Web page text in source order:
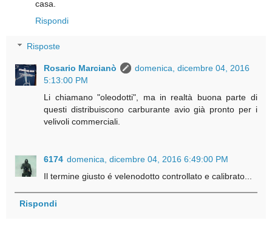
casa.
Rispondi
Risposte
Rosario Marcianò
domenica, dicembre 04, 2016
5:13:00 PM
Li chiamano "oleodotti", ma in realtà buona parte di
questi distribuiscono carburante avio già pronto per i
velivoli commerciali.
6174 domenica, dicembre 04, 2016 6:49:00 PM
Il termine giusto é velenodotto controllato e calibrato...
Rispondi